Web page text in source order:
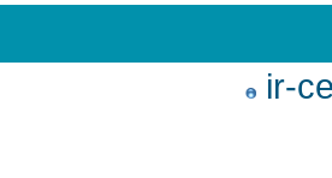
ir-